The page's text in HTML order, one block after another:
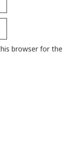
browser for the